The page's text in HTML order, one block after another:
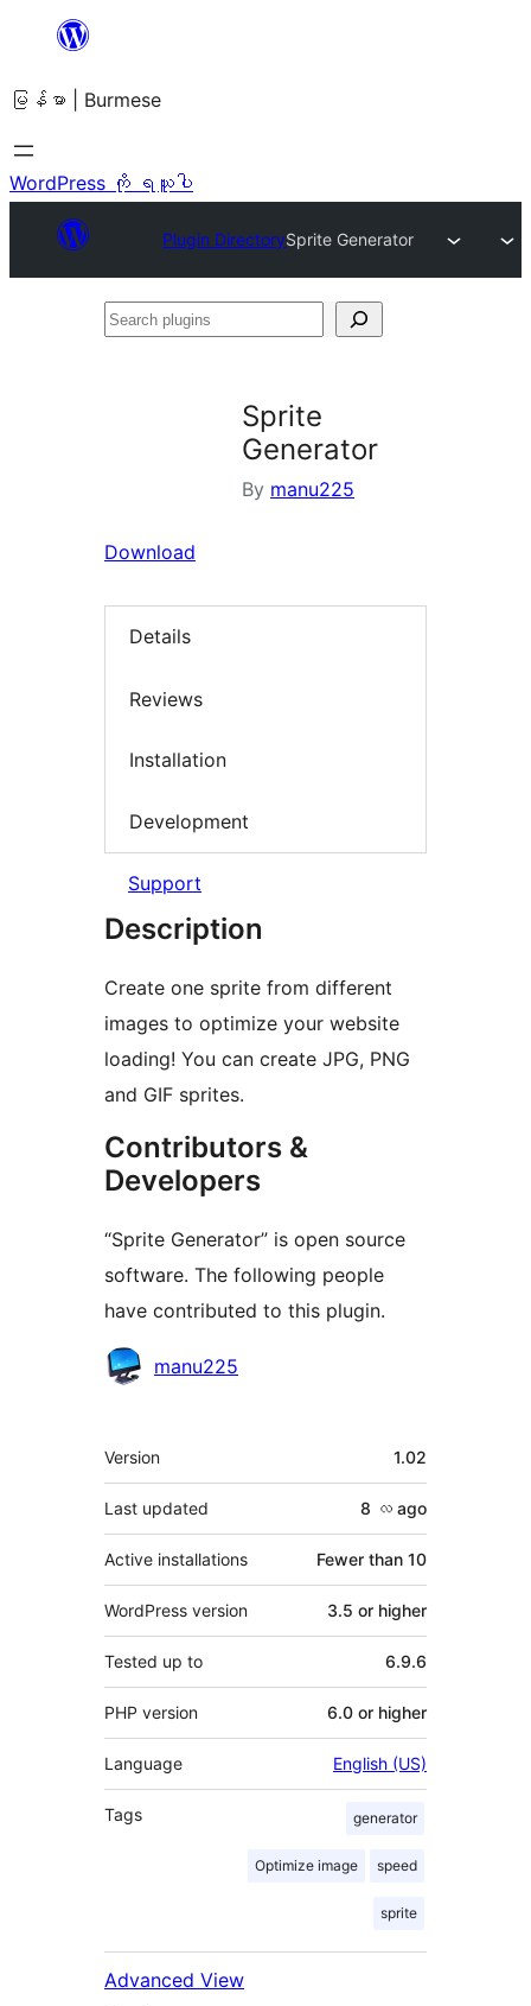
အကြောင်းအရာ
ကျော်သွား
ရန်
မြန်မာ | Burmese
WordPress ကို ရယူပါ
Plugin DirectorySprite Generator
Search
Sprite
Generator
By manu225
Download
Details
Reviews
Installation
Development
Support
Description
Create one sprite from different
images to optimize your website
loading! You can create JPG, PNG
and GIF sprites.
Contributors &
Developers
“Sprite Generator” is open source
software. The following people
have contributed to this plugin.
Contributors
manu225
Meta
Version 1.02
Last updated 8 လ ago
Active installations Fewer than 10
WordPress version 3.5 or higher
Tested up to 6.9.6
PHP version 6.0 or higher
Language English (US)
Tags generator
Optimize image speed
sprite
Advanced View